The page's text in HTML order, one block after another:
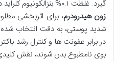
گیرد. غلظت ۰.۱% بنزالکونیوم کلراید در
زون هیدرودرم، برای اثربخشی
شدید پوستی، به دقت انتخاب
در برابر عفونت ها و کنترل رشد
بوی نامطبوع بدن شوند، نقش